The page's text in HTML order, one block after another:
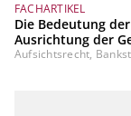
FACHARTIKEL
Die Bedeutung
Ausrichtung der
Aufsichtsrecht,